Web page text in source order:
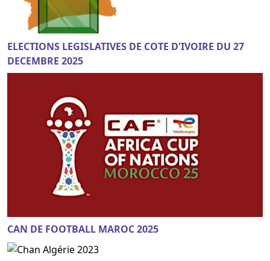
ELECTIONS LEGISLATIVES DE COTE D'IVOIRE DU 27
DECEMBRE 2025
CAN DE FOOTBALL MAROC 2025